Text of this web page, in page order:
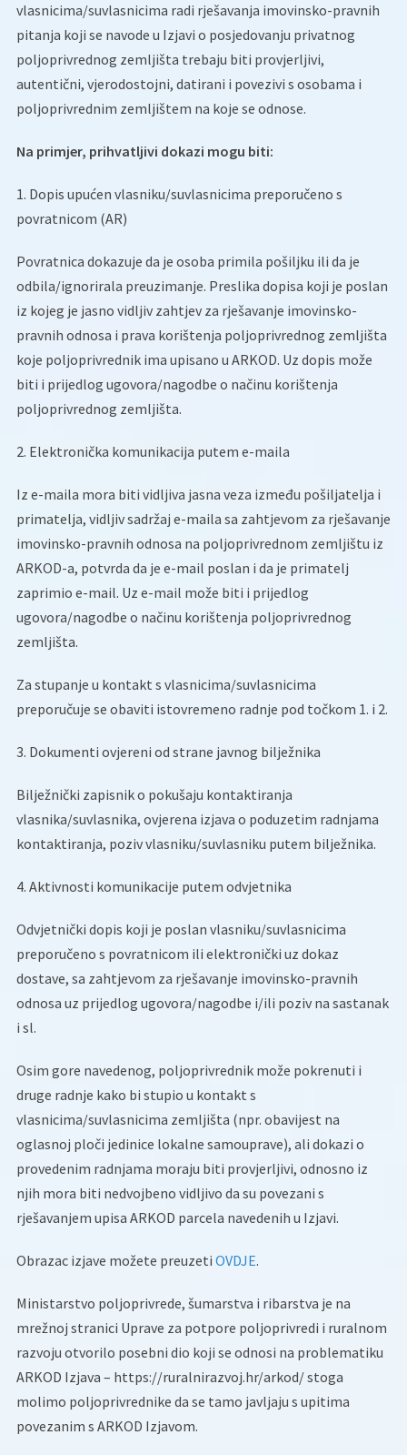
vlasnicima/suvlasnicima radi rješavanja imovinsko-pravnih
pitanja koji se navode u Izjavi o posjedovanju privatnog
poljoprivrednog zemljišta trebaju biti provjerljivi,
autentični, vjerodostojni, datirani i povezivi s osobama i
poljoprivrednim zemljištem na koje se odnose.
Na primjer, prihvatljivi dokazi mogu biti:
1. Dopis upućen vlasniku/suvlasnicima preporučeno s
povratnicom (AR)
Povratnica dokazuje da je osoba primila pošiljku ili da je
odbila/ignorirala preuzimanje. Preslika dopisa koji je poslan
iz kojeg je jasno vidljiv zahtjev za rješavanje imovinsko-
pravnih odnosa i prava korištenja poljoprivrednog zemljišta
koje poljoprivrednik ima upisano u ARKOD. Uz dopis može
biti i prijedlog ugovora/nagodbe o načinu korištenja
poljoprivrednog zemljišta.
2. Elektronička komunikacija putem e-maila
Iz e-maila mora biti vidljiva jasna veza između pošiljatelja i
primatelja, vidljiv sadržaj e-maila sa zahtjevom za rješavanje
imovinsko-pravnih odnosa na poljoprivrednom zemljištu iz
ARKOD-a, potvrda da je e-mail poslan i da je primatelj
zaprimio e-mail. Uz e-mail može biti i prijedlog
ugovora/nagodbe o načinu korištenja poljoprivrednog
zemljišta.
Za stupanje u kontakt s vlasnicima/suvlasnicima
preporučuje se obaviti istovremeno radnje pod točkom 1. i 2.
3. Dokumenti ovjereni od strane javnog bilježnika
Bilježnički zapisnik o pokušaju kontaktiranja
vlasnika/suvlasnika, ovjerena izjava o poduzetim radnjama
kontaktiranja, poziv vlasniku/suvlasniku putem bilježnika.
4. Aktivnosti komunikacije putem odvjetnika
Odvjetnički dopis koji je poslan vlasniku/suvlasnicima
preporučeno s povratnicom ili elektronički uz dokaz
dostave, sa zahtjevom za rješavanje imovinsko-pravnih
odnosa uz prijedlog ugovora/nagodbe i/ili poziv na sastanak
i sl.
Osim gore navedenog, poljoprivrednik može pokrenuti i
druge radnje kako bi stupio u kontakt s
vlasnicima/suvlasnicima zemljišta (npr. obavijest na
oglasnoj ploči jedinice lokalne samouprave), ali dokazi o
provedenim radnjama moraju biti provjerljivi, odnosno iz
njih mora biti nedvojbeno vidljivo da su povezani s
rješavanjem upisa ARKOD parcela navedenih u Izjavi.
Obrazac izjave možete preuzeti OVDJE.
Ministarstvo poljoprivrede, šumarstva i ribarstva je na
mrežnoj stranici Uprave za potpore poljoprivredi i ruralnom
razvoju otvorilo posebni dio koji se odnosi na problematiku
ARKOD Izjava – https://ruralnirazvoj.hr/arkod/ stoga
molimo poljoprivrednike da se tamo javljaju s upitima
povezanim s ARKOD Izjavom.